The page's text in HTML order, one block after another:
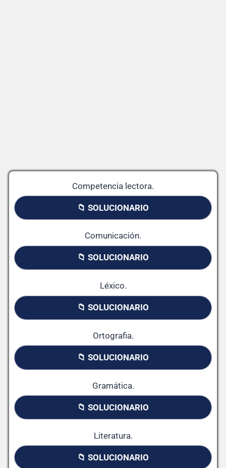
Competencia lectora.
📁 SOLUCIONARIO
Comunicación.
📁 SOLUCIONARIO
Léxico.
📁 SOLUCIONARIO
Ortografia.
📁 SOLUCIONARIO
Gramática.
📁 SOLUCIONARIO
Literatura.
📁 SOLUCIONARIO